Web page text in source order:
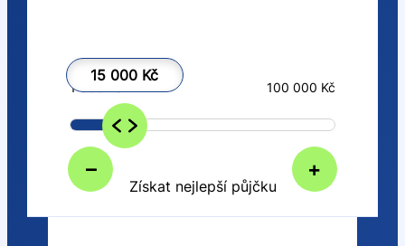
15 000 Kč
– +
1 000 Kč 100 000 Kč
Získat nejlepší půjčku